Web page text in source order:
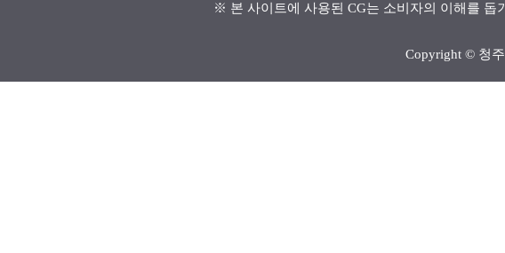
※ 본 사이트에 사용된 CG는 소비자의 이해를 돕
Copyright © 청